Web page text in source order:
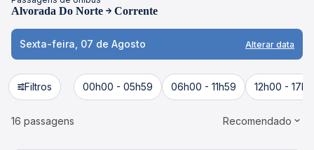
Alvorada Do Norte Corrente
Sexta-feira, 07 de Agosto Alterar data
Filtros 00h00 - 05h59 06h00 - 11h59 12h00 -
16 passagens Recomendado